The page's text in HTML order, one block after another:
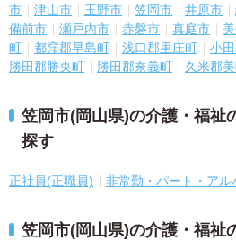
市
津山市 玉野市 笠岡市 井原市
備前市
瀬戸内市 赤磐市 真庭市
町
都窪郡早島町 浅口郡里庄町 小
勝田郡勝央町
勝田郡奈義町 久米郡
笠岡市(岡山県)の介護・福祉
探す
正社員(正職員) 非常勤・パート・アル
笠岡市(岡山県)の介護・福祉